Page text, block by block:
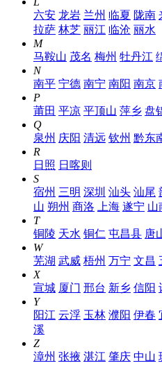
六安 龙岩 兰州 临夏 陇南
拉萨 林芝 丽江 临沧 丽水
M
马鞍山 茂名 梅州 牡丹江
N
南平 宁德 南宁 南阳 南京
P
莆田 平凉 平顶山 萍乡 盘
Q
泉州 庆阳 清远 钦州 黔东
R
日照 日喀则
S
宿州 三明 深圳 汕头 汕尾
山 朔州 商洛 上海 遂宁 山
T
铜陵 天水 铜仁 屯昌县 唐
W
芜湖 武威 梧州 万宁 文昌
X
宣城 厦门 邢台 新乡 信阳
Y
阳江 云浮 玉林 濮阳 伊春
溪
Z
漳州 张掖 湛江 肇庆 中山